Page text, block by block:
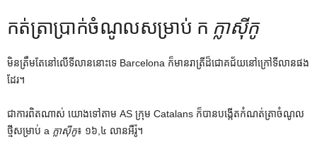
កត់ត្រាប្រាក់ចំណូលសម្រាប់ ក ក្លាស៊ីកូ
មិន​ត្រឹម​តែ​នៅ​លើ​ទីលាន​នោះ​ទេ Barcelona ក៏​មាន​រាត្រី​ដ៏​ជោគជ័យ​នៅ​ក្រៅ​ទីលាន​ផង​
ដែរ។
ជាការពិតណាស់ យោងទៅតាម AS ក្រុម Catalans ក៏បានបង្កើតកំណត់ត្រាចំណូល
ថ្មីសម្រាប់ a ក្លាស៊ីកូ៖ ១៦,៤ លានអឺរ៉ូ។